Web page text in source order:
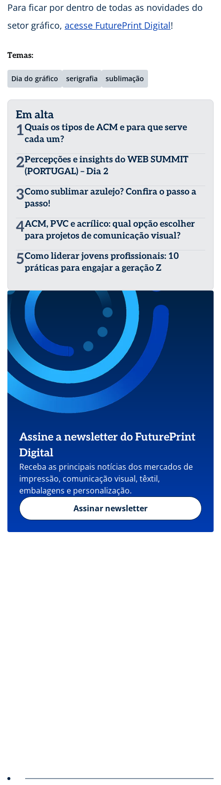
Para ficar por dentro de todas as novidades do
setor gráfico, acesse FuturePrint Digital!
Temas:
Dia do gráfico serigrafia sublimação
Em alta
1Quais os tipos de ACM e para que serve
cada um?
2Percepções e insights do WEB SUMMIT
(PORTUGAL) – Dia 2
3Como sublimar azulejo? Confira o passo a
passo!
4ACM, PVC e acrílico: qual opção escolher
para projetos de comunicação visual?
5Como liderar jovens profissionais: 10
práticas para engajar a geração Z
Assine a newsletter do FuturePrint
Digital
Receba as principais notícias dos mercados de
impressão, comunicação visual, têxtil,
embalagens e personalização.
Assinar newsletter